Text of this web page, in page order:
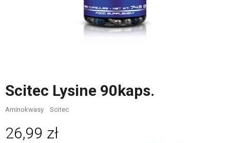
Scitec Lysine 90kaps.
Aminokwasy Scitec
26,99 zł